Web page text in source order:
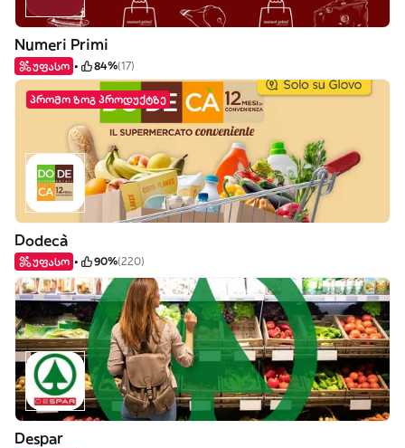
Numeri Primi
უფასო 84%(17)
პრომო ზოგ პროდუქტზე
Dodecà
უფასო 90%(220)
Despar